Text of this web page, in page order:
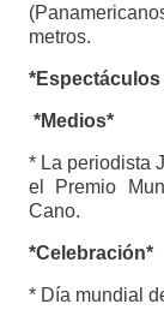
metros.
*Medios*
* La periodista
el Premio
Cano.
*Celebración*
* Día mundial